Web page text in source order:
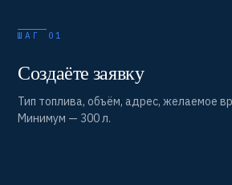
ШАГ 01
Создаёте заявку
Тип топлива, объём, адрес, желаемое
Минимум — 300 л.